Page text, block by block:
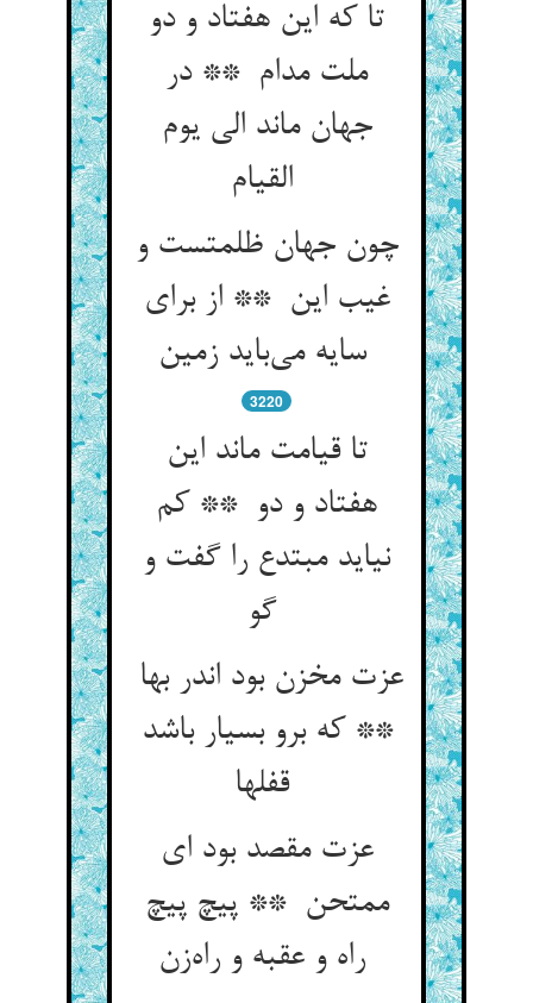
تا که این هفتاد و دو
ملت مدام ** در
جهان ماند الی یوم
چون جهان ظلمتست و
غیب این ** از برای
سایه می‌باید زمین
3220
تا قیامت ماند این
هفتاد و دو ** کم
نیاید مبتدع را گفت و
گو
عزت مخزن بود اندر بها
** که برو بسیار باشد
قفلها
عزت مقصد بود ای
ممتحن ** پیچ پیچ